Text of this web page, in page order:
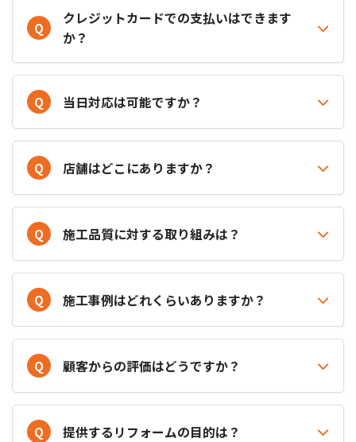
Q
クレジットカードでの支払いはできます
か？
Q 当日対応は可能ですか？
Q 店舗はどこにありますか？
Q 施工品質に対する取り組みは？
Q 施工事例はどれくらいありますか？
Q 顧客からの評価はどうですか？
Q 提供するリフォームの目的は？